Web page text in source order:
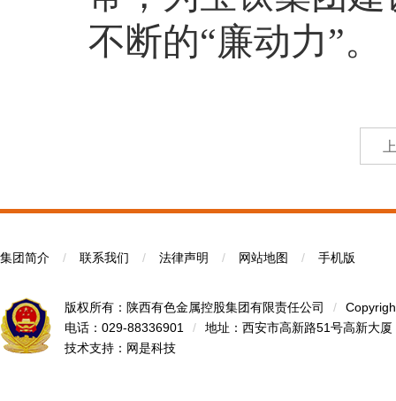
不断的“廉动力”。
集团简介 / 联系我们 / 法律声明 / 网站地图 / 手机版
版权所有：陕西有色金属控股集团有限责任公司 /
电话：029-88336901
/
地址：西安市高新路51号高新大厦
技术支持： 网是科技